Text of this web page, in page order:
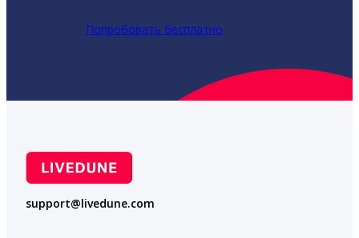
Попробовать бесплатно
support@livedune.com